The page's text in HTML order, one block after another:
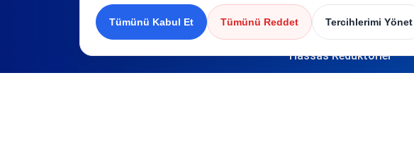
Sensör Teknolojisi
Hassas Redüktörler
Tümünü Kabul Et Tümünü Reddet Tercihlerimi Yönet